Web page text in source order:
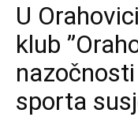
U
klub
sporta